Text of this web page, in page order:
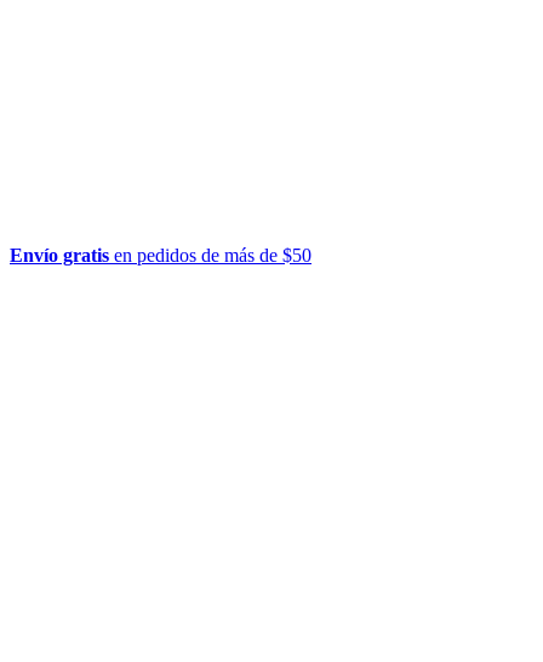
Envío gratis en pedidos de más de $50